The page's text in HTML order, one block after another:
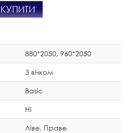
КУПИТИ
880*2050, 960*2050
З вічком
Basic
Ні
Ліве, Праве